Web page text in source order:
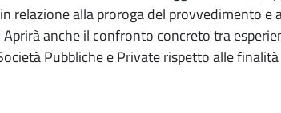
relazione alla proroga del provvedimento e
anche il confronto concreto tra
Pubbliche e Private rispetto alle